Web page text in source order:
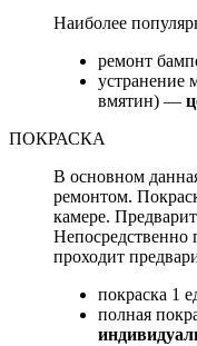
Наиболее
ремонт
устранение
вмятин) —
ПОКРАСКА
В основном
ремонтом.
камере.
Непосредственно
проходит
покраска 1
полная